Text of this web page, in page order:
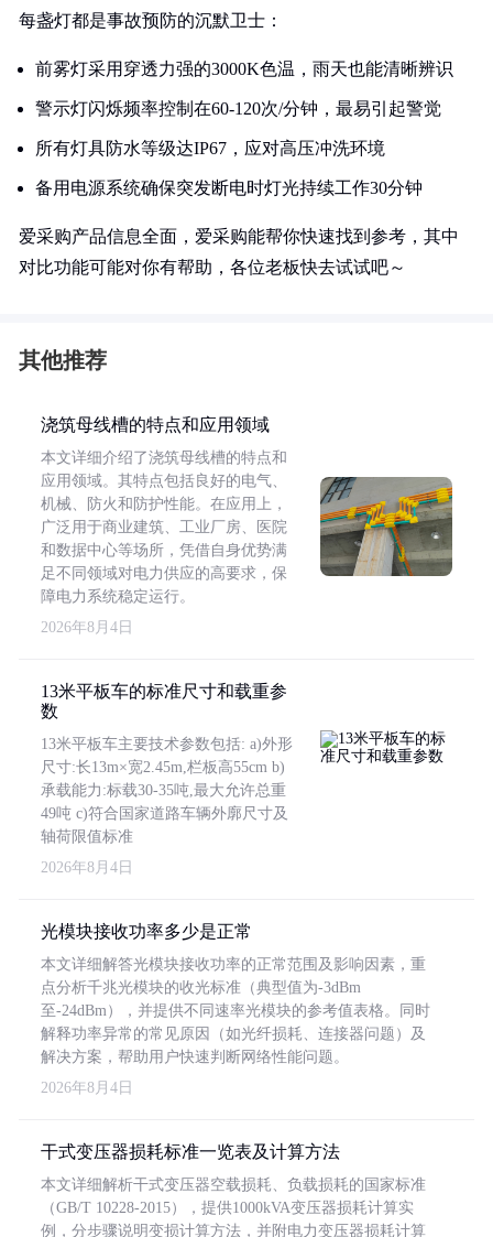
每盏灯都是事故预防的沉默卫士：
前雾灯采用穿透力强的3000K色温，雨天也能清晰辨识
警示灯闪烁频率控制在60-120次/分钟，最易引起警觉
所有灯具防水等级达IP67，应对高压冲洗环境
备用电源系统确保突发断电时灯光持续工作30分钟
爱采购产品信息全面，爱采购能帮你快速找到参考，其中
对比功能可能对你有帮助，各位老板快去试试吧～
其他推荐
浇筑母线槽的特点和应用领域
本文详细介绍了浇筑母线槽的特点和
应用领域。其特点包括良好的电气、
机械、防火和防护性能。在应用上，
广泛用于商业建筑、工业厂房、医院
和数据中心等场所，凭借自身优势满
足不同领域对电力供应的高要求，保
障电力系统稳定运行。
2026年8月4日
13米平板车的标准尺寸和载重参
数
13米平板车主要技术参数包括: a)外形
尺寸:长13m×宽2.45m,栏板高55cm b)
承载能力:标载30-35吨,最大允许总重
49吨 c)符合国家道路车辆外廓尺寸及
轴荷限值标准
2026年8月4日
光模块接收功率多少是正常
本文详细解答光模块接收功率的正常范围及影响因素，重
点分析千兆光模块的收光标准（典型值为-3dBm
至-24dBm），并提供不同速率光模块的参考值表格。同时
解释功率异常的常见原因（如光纤损耗、连接器问题）及
解决方案，帮助用户快速判断网络性能问题。
2026年8月4日
干式变压器损耗标准一览表及计算方法
本文详细解析干式变压器空载损耗、负载损耗的国家标准
（GB/T 10228-2015），提供1000kVA变压器损耗计算实
例，分步骤说明变损计算方法，并附电力变压器损耗计算